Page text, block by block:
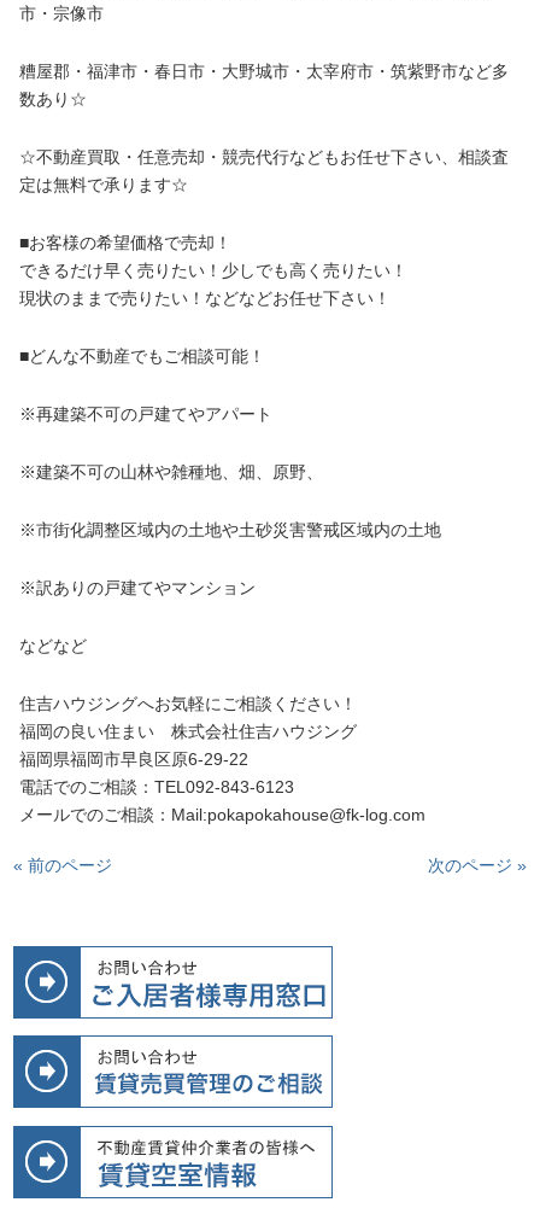
市・宗像市
糟屋郡・福津市・春日市・大野城市・太宰府市・筑紫野市など多
数あり☆
☆不動産買取・任意売却・競売代行などもお任せ下さい、相談査
定は無料で承ります☆
■お客様の希望価格で売却！
できるだけ早く売りたい！少しでも高く売りたい！
現状のままで売りたい！などなどお任せ下さい！
■どんな不動産でもご相談可能！
※再建築不可の戸建てやアパート
※建築不可の山林や雑種地、畑、原野、
※市街化調整区域内の土地や土砂災害警戒区域内の土地
※訳ありの戸建てやマンション
などなど
住吉ハウジングへお気軽にご相談ください！
福岡の良い住まい 株式会社住吉ハウジング
福岡県福岡市早良区原6-29-22
電話でのご相談：TEL092-843-6123
メールでのご相談：Mail:pokapokahouse@fk-log.com
« 前のページ 次のページ »